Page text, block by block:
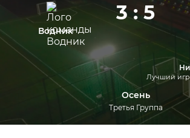
Водник
3 : 5
Лучший
Осень
Третья Группа